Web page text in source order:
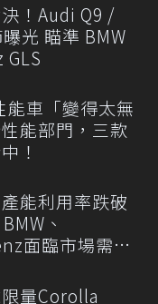
！Audi Q9 /
光 瞄準 BMW
GLS
車「變得太無
能部門，三款
！
能利用率跌破
、
面臨市場需求
量Corolla